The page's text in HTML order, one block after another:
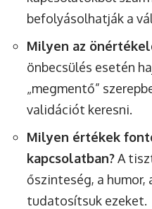
befolyásolhatják a
Milyen az
önbecsülés esetén
„megmentő”
validációt keresni.
Milyen értékek
kapcsolatban?A
őszinteség, a humor,
tudatosítsuk ezeket.